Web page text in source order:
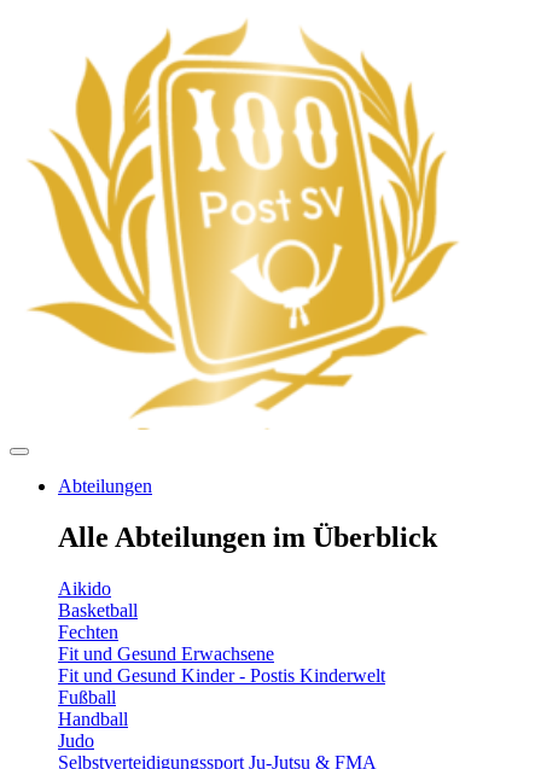
Abteilungen
Alle Abteilungen im Überblick
Aikido
Basketball
Fechten
Fit und Gesund Erwachsene
Fit und Gesund Kinder - Postis Kinderwelt
Fußball
Handball
Judo
Selbstverteidigungssport Ju-Jutsu & FMA